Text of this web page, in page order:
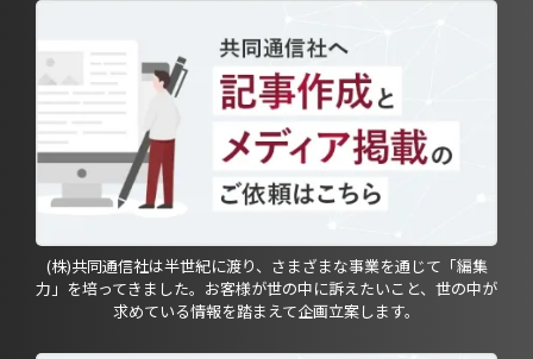
(株)共同通信社は半世紀に渡り、さまざまな事業を通じて「編集
力」を培ってきました。お客様が世の中に訴えたいこと、世の中が
求めている情報を踏まえて企画立案します。